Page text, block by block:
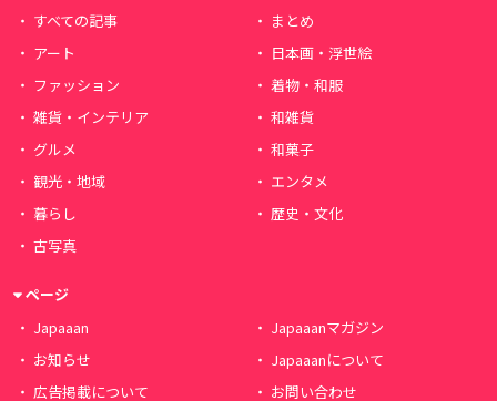
すべての記事
まとめ
アート
日本画・浮世絵
ファッション
着物・和服
雑貨・インテリア
和雑貨
グルメ
和菓子
観光・地域
エンタメ
暮らし
歴史・文化
古写真
ページ
Japaaan
Japaaanマガジン
お知らせ
Japaaanについて
広告掲載について
お問い合わせ